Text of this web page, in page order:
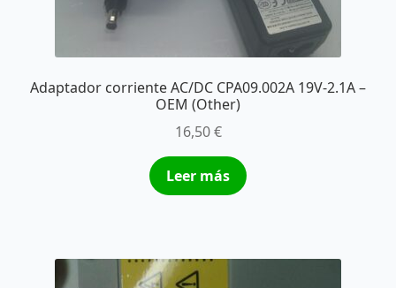
Adaptador corriente AC/DC CPA09.002A 19V-2.1A –
OEM (Other)
16,50€
Leer más